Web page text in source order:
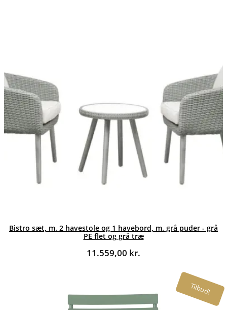
Bistro sæt, m. 2 havestole og 1 havebord, m. grå puder - grå
PE flet og grå træ
11.559,00 kr.
Tilbud!